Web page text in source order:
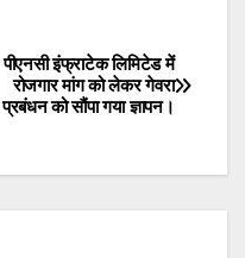
पीएनसी इंफ्राटेक लिमिटेड में
रोजगार मांग को लेकर गेवरा
प्रबंधन को सौंपा गया ज्ञापन।